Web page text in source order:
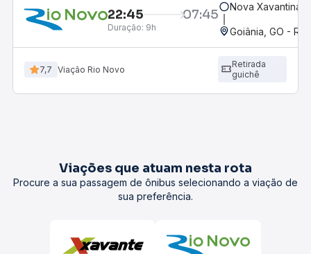
22:45 07:45
Duração: 9h
Nova Xavantina,
Goiânia, GO -
7,7 Viação Rio Novo
Retirada
guichê
Viações que atuam nesta rota
Procure a sua passagem de ônibus selecionando a viação de
sua preferência.